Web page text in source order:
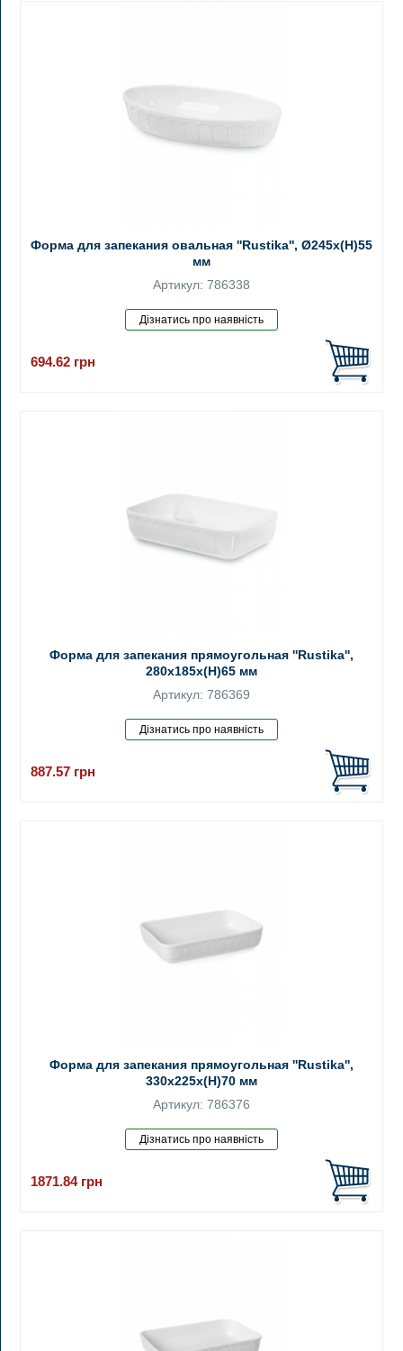
Форма для запекания овальная ''Rustika'', Ø245x(H)55
мм
Артикул: 786338
694.62 грн
Форма для запекания прямоугольная ''Rustika'',
280x185x(H)65 мм
Артикул: 786369
887.57 грн
Форма для запекания прямоугольная ''Rustika'',
330x225x(H)70 мм
Артикул: 786376
1871.84 грн